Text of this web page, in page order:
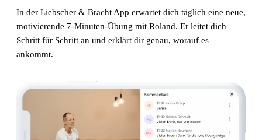
In der Liebscher & Bracht App erwartet dich täglich eine neue,
motivierende 7-Minuten-Übung mit Roland. Er leitet dich
Schritt für Schritt an und erklärt dir genau, worauf es
ankommt.